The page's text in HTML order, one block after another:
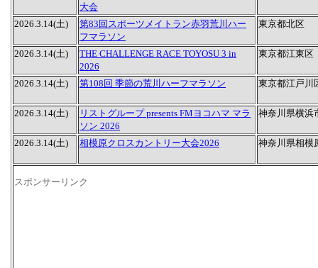
大会
2026.3.14(土)
第83回スポーツメイトラン赤羽荒川ハー
フマラソン
東京都北区
2026.3.14(土)
THE CHALLENGE RACE TOYOSU 3 in
2026
東京都江東区
2026.3.14(土) 第108回 季節の荒川ハーフマラソン 東京都江戸川
2026.3.14(土)
リストグループ presents FMヨコハマ マラ
ソン 2026
神奈川県横浜
2026.3.14(土) 相模原クロスカントリー大会2026 神奈川県相模
スポンサーリンク